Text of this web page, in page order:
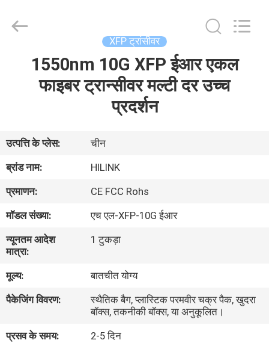
हमारे
बारे
में
कारखाने
का
गुणवत्ता
नियंत्रण
Technology
Co.,Ltd..
XFP ट्रांसीवर
1550nm 10G XFP ईआर एकल
फाइबर ट्रान्सीवर मल्टी दर उच्च
प्रदर्शन
उत्पत्ति के प्लेस:
चीन
ब्रांड नाम:
HILINK
प्रमाणन:
CE FCC Rohs
मॉडल संख्या:
एच एल-XFP-10G ईआर
न्यूनतम आदेश
मात्रा:
1 टुकड़ा
मूल्य:
बातचीत योग्य
पैकेजिंग विवरण:
स्थैतिक बैग, प्लास्टिक परमवीर चक्र पैक, खुदरा
बॉक्स, तकनीकी बॉक्स, या अनुकूलित।
प्रसव के समय:
2-5 दिन